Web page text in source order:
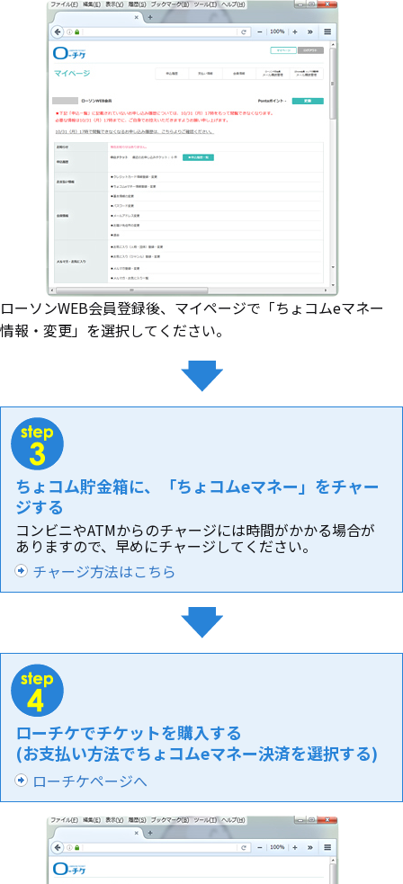
ローソンWEB会員登録後、マイページで「ちょコムeマネー
情報・変更」を選択してください。
ちょコム貯金箱に、「ちょコムeマネー」をチャー
ジする
コンビニやATMからのチャージには時間がかかる場合が
ありますので、早めにチャージしてください。
チャージ方法はこちら
ローチケでチケットを購入する
(お支払い方法でちょコムeマネー決済を選択する)
ローチケページへ